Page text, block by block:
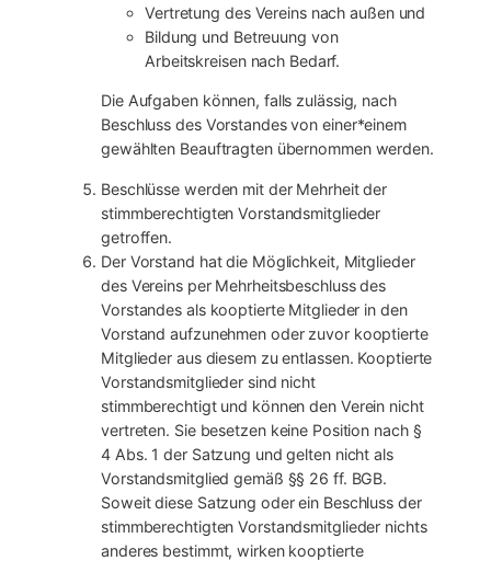
Vertretung des Vereins nach außen und
Bildung und Betreuung von
Arbeitskreisen nach Bedarf.
Die Aufgaben können, falls zulässig, nach
Beschluss des Vorstandes von einer*einem
gewählten Beauftragten übernommen werden.
Beschlüsse werden mit der Mehrheit der
stimmberechtigten Vorstandsmitglieder
getroffen.
Der Vorstand hat die Möglichkeit, Mitglieder
des Vereins per Mehrheitsbeschluss des
Vorstandes als kooptierte Mitglieder in den
Vorstand aufzunehmen oder zuvor kooptierte
Mitglieder aus diesem zu entlassen. Kooptierte
Vorstandsmitglieder sind nicht
stimmberechtigt und können den Verein nicht
vertreten. Sie besetzen keine Position nach §
4 Abs. 1 der Satzung und gelten nicht als
Vorstandsmitglied gemäß §§ 26 ff. BGB.
Soweit diese Satzung oder ein Beschluss der
stimmberechtigten Vorstandsmitglieder nichts
anderes bestimmt, wirken kooptierte